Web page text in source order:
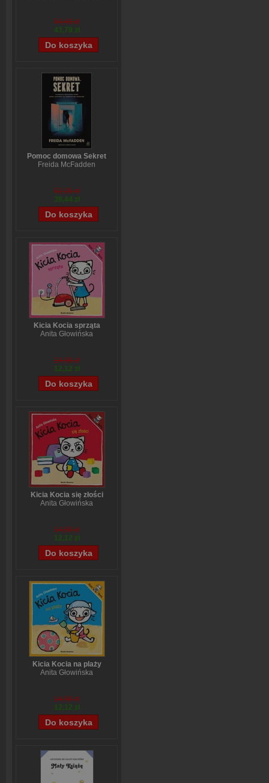
54,49 zł
43,79 zł
Pomoc domowa Sekret
Freida McFadden
52,25 zł
39,44 zł
Kicia Kocia sprząta
Anita Głowińska
14,90 zł
12,12 zł
Kicia Kocia się złości
Anita Głowińska
14,90 zł
12,12 zł
Kicia Kocia na plaży
Anita Głowińska
14,90 zł
12,12 zł